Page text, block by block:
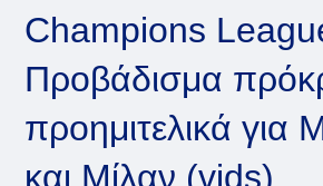
Champions
Προβάδισμα
προημιτελικά για
και Μίλαν (vids)